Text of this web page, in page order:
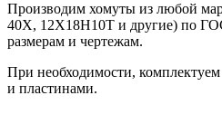
Производим хомуты из любой
40Х, 12Х18Н10Т и другие) по
размерам и чертежам.
При необходимости,
и пластинами.